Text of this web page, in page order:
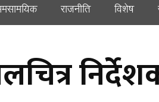
राजनीति विशेष